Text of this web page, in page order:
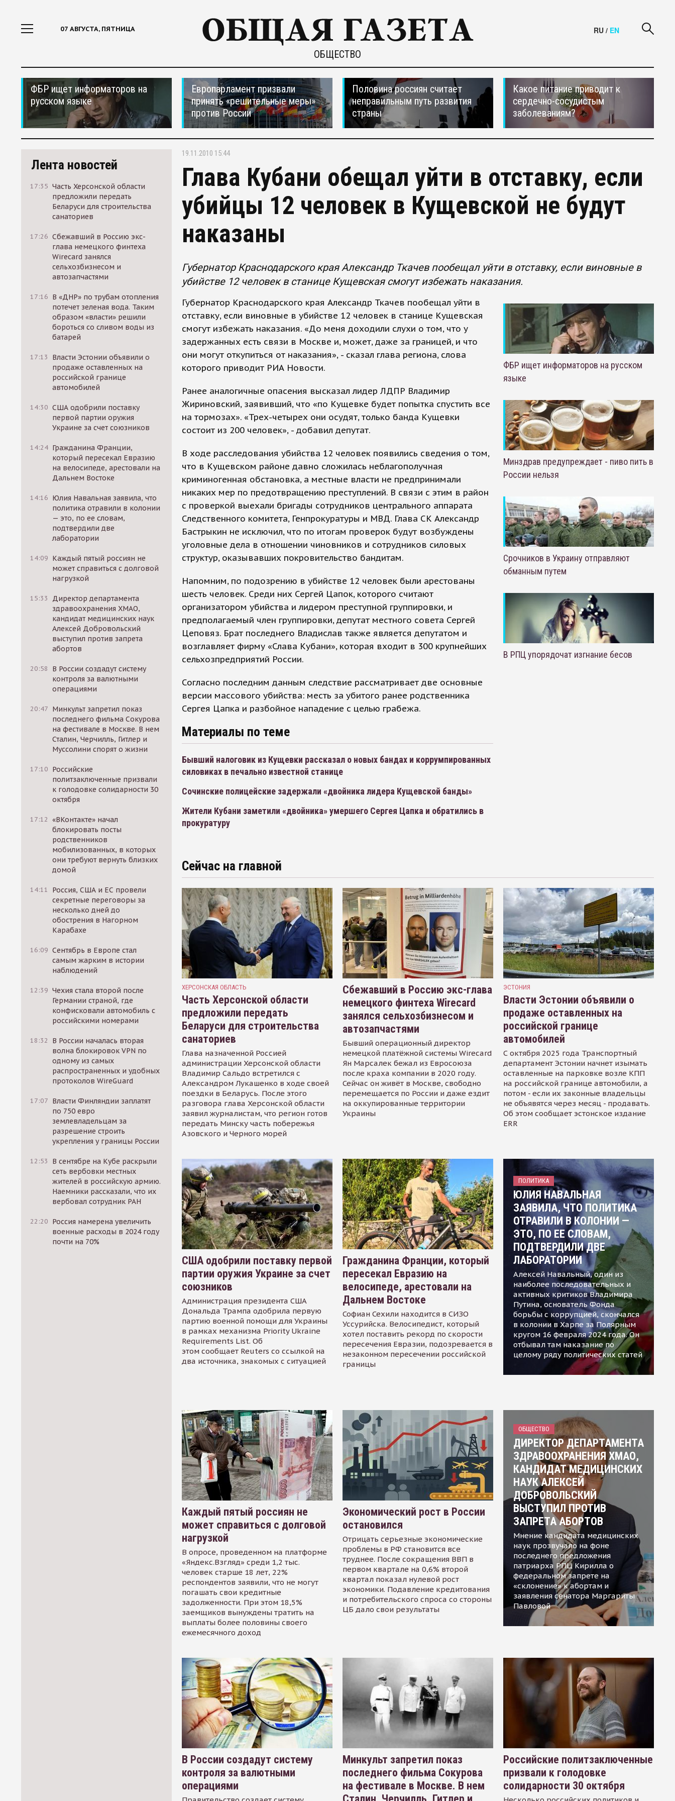
07 АВГУСТА, ПЯТНИЦА
ОБЩЕСТВО
RU / EN
ФБР ищет информаторов на
русском языке
Европарламент призвали
принять «решительные меры»
против России
Половина россиян считает
неправильным путь развития
страны
Какое питание приводит к
сердечно-сосудистым
заболеваниям?
Лента новостей
17:35 Часть Херсонской области
предложили передать
Беларуси для строительства
санаториев
17:26 Сбежавший в Россию экс-
глава немецкого финтеха
Wirecard занялся
сельхозбизнесом и
автозапчастями
17:16 В «ДНР» по трубам отопления
потечет зеленая вода. Таким
образом «власти» решили
бороться со сливом воды из
батарей
17:13
Власти Эстонии объявили о
продаже оставленных на
российской границе
автомобилей
14:30 США одобрили поставку
первой партии оружия
Украине за счет союзников
14:24 Гражданина Франции,
который пересекал Евразию
на велосипеде, арестовали на
Дальнем Востоке
14:16 Юлия Навальная заявила, что
политика отравили в колонии
— это, по ее словам,
подтвердили две
лаборатории
14:09 Каждый пятый россиян не
может справиться с долговой
нагрузкой
15:33
Директор департамента
здравоохранения ХМАО,
кандидат медицинских наук
Алексей Добровольский
выступил против запрета
абортов
20:58
В России создадут систему
контроля за валютными
операциями
20:47 Минкульт запретил показ
последнего фильма Сокурова
на фестивале в Москве. В нем
Сталин, Черчилль, Гитлер и
Муссолини спорят о жизни
17:10 Российские
политзаключенные призвали
к голодовке солидарности 30
октября
17:12 «ВКонтакте» начал
блокировать посты
родственников
мобилизованных, в которых
они требуют вернуть близких
домой
14:11
Россия, США и ЕС провели
секретные переговоры за
несколько дней до
обострения в Нагорном
Карабахе
16:09 Сентябрь в Европе стал
самым жарким в истории
наблюдений
12:39 Чехия стала второй после
Германии страной, где
конфисковали автомобиль с
российскими номерами
18:32
В России началась вторая
волна блокировок VPN по
одному из самых
распространенных и удобных
протоколов WireGuard
17:07 Власти Финляндии заплатят
по 750 евро
землевладельцам за
разрешение строить
укрепления у границы России
12:53
В сентябре на Кубе раскрыли
сеть вербовки местных
жителей в российскую армию.
Наемники рассказали, что их
вербовал сотрудник РАН
22:20 Россия намерена увеличить
военные расходы в 2024 году
почти на 70%
19.11.2010 15:44
Глава Кубани обещал уйти в отставку, если
убийцы 12 человек в Кущевской не будут
наказаны
Губернатор Краснодарского края Александр Ткачев пообещал уйти в отставку, если виновные в
убийстве 12 человек в станице Кущевская смогут избежать наказания.
Губернатор Краснодарского края Александр Ткачев пообещал уйти в
отставку, если виновные в убийстве 12 человек в станице Кущевская
смогут избежать наказания. «До меня доходили слухи о том, что у
задержанных есть связи в Москве и, может, даже за границей, и что
они могут откупиться от наказания», - сказал глава региона, слова
которого приводит РИА Новости.
Ранее аналогичные опасения высказал лидер ЛДПР Владимир
Жириновский, заявивший, что «по Кущевке будет попытка спустить все
на тормозах». «Трех-четырех они осудят, только банда Кущевки
состоит из 200 человек», - добавил депутат.
В ходе расследования убийства 12 человек появились сведения о том,
что в Кущевском районе давно сложилась неблагополучная
криминогенная обстановка, а местные власти не предпринимали
никаких мер по предотвращению преступлений. В связи с этим в район
с проверкой выехали бригады сотрудников центрального аппарата
Следственного комитета, Генпрокуратуры и МВД. Глава СК Александр
Бастрыкин не исключил, что по итогам проверок будут возбуждены
уголовные дела в отношении чиновников и сотрудников силовых
структур, оказывавших покровительство бандитам.
Напомним, по подозрению в убийстве 12 человек были арестованы
шесть человек. Среди них Сергей Цапок, которого считают
организатором убийства и лидером преступной группировки, и
предполагаемый член группировки, депутат местного совета Сергей
Цеповяз. Брат последнего Владислав также является депутатом и
возглавляет фирму «Слава Кубани», которая входит в 300 крупнейших
сельхозпредприятий России.
Согласно последним данным следствие рассматривает две основные
версии массового убийства: месть за убитого ранее родственника
Сергея Цапка и разбойное нападение с целью грабежа.
Материалы по теме
Бывший налоговик из Кущевки рассказал о новых бандах и коррумпированных
силовиках в печально известной станице
Сочинские полицейские задержали «двойника лидера Кущевской банды»
Жители Кубани заметили «двойника» умершего Сергея Цапка и обратились в
прокуратуру
ФБР ищет информаторов на русском
языке
Минздрав предупреждает - пиво пить в
России нельзя
Срочников в Украину отправляют
обманным путем
В РПЦ упорядочат изгнание бесов
Сейчас на главной
ХЕРСОНСКАЯ ОБЛАСТЬ
Часть Херсонской области
предложили передать
Беларуси для строительства
санаториев
Глава назначенной Россией
администрации Херсонской области
Владимир Сальдо встретился с
Александром Лукашенко в ходе своей
поездки в Беларусь. После этого
разговора глава Херсонской области
заявил журналистам, что регион готов
передать Минску часть побережья
Азовского и Черного морей
Сбежавший в Россию экс-глава
немецкого финтеха Wirecard
занялся сельхозбизнесом и
автозапчастями
Бывший операционный директор
немецкой платёжной системы Wirecard
Ян Марсалек бежал из Евросоюза
после краха компании в 2020 году.
Сейчас он живёт в Москве, свободно
перемещается по России и даже ездит
на оккупированные территории
Украины
ЭСТОНИЯ
Власти Эстонии объявили о
продаже оставленных на
российской границе
автомобилей
С октября 2025 года Транспортный
департамент Эстонии начнет изымать
оставленные на парковке возле КПП
на российской границе автомобили, а
потом - если их законные владельцы
не объявятся через месяц - продавать.
Об этом сообщает эстонское издание
ERR
США одобрили поставку первой
партии оружия Украине за счет
союзников
Администрация президента США
Дональда Трампа одобрила первую
партию военной помощи для Украины
в рамках механизма Priority Ukraine
Requirements List. Об
этом сообщает Reuters со ссылкой на
два источника, знакомых с ситуацией
Гражданина Франции, который
пересекал Евразию на
велосипеде, арестовали на
Дальнем Востоке
Софиан Сехили находится в СИЗО
Уссурийска. Велосипедист, который
хотел поставить рекорд по скорости
пересечения Евразии, подозревается в
незаконном пересечении российской
границы
ПОЛИТИКА
ЮЛИЯ НАВАЛЬНАЯ
ЗАЯВИЛА, ЧТО ПОЛИТИКА
ОТРАВИЛИ В КОЛОНИИ —
ЭТО, ПО ЕЕ СЛОВАМ,
ПОДТВЕРДИЛИ ДВЕ
ЛАБОРАТОРИИ
Алексей Навальный, один из
наиболее последовательных и
активных критиков Владимира
Путина, основатель Фонда
борьбы с коррупцией, скончался
в колонии в Харпе за Полярным
кругом 16 февраля 2024 года. Он
отбывал там наказание по
целому ряду политических статей
Каждый пятый россиян не
может справиться с долговой
нагрузкой
В опросе, проведенном на платформе
«Яндекс.Взгляд» среди 1,2 тыс.
человек старше 18 лет, 22%
респондентов заявили, что не могут
погашать свои кредитные
задолженности. При этом 18,5%
заемщиков вынуждены тратить на
выплаты более половины своего
ежемесячного доход
Экономический рост в России
остановился
Отрицать серьезные экономические
проблемы в РФ становится все
труднее. После сокращения ВВП в
первом квартале на 0,6% второй
квартал показал нулевой рост
экономики. Подавление кредитования
и потребительского спроса со стороны
ЦБ дало свои результаты
ОБЩЕСТВО
ДИРЕКТОР ДЕПАРТАМЕНТА
ЗДРАВООХРАНЕНИЯ ХМАО,
КАНДИДАТ МЕДИЦИНСКИХ
НАУК АЛЕКСЕЙ
ДОБРОВОЛЬСКИЙ
ВЫСТУПИЛ ПРОТИВ
ЗАПРЕТА АБОРТОВ
Мнение кандидата медицинских
наук прозвучало на фоне
последнего предложения
патриарха РПЦ Кирилла о
федеральном запрете на
«склонение» к абортам и
заявления сенатора Маргариты
Павловой
В России создадут систему
контроля за валютными
операциями
Минкульт запретил показ
последнего фильма Сокурова
на фестивале в Москве. В нем
Российские политзаключенные
призвали к голодовке
солидарности 30 октября